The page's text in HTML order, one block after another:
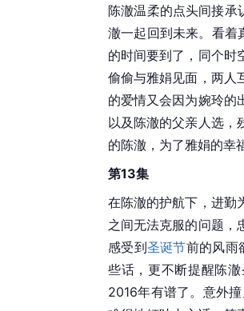
陈澈温柔的点头间接承
澈一起回到未来。看着
的时间要到了，同个时
偷偷与雅娟见面，两人
的爱情又会因为婉玲的
以及陈澈的父亲人选，
的陈澈，为了雅娟的幸
第13集
在陈澈的护航下，进勤
之间无法克服的问题，
感受到圣诞节前的风雨
些话，更不断提醒陈
2016年有谱了。意外